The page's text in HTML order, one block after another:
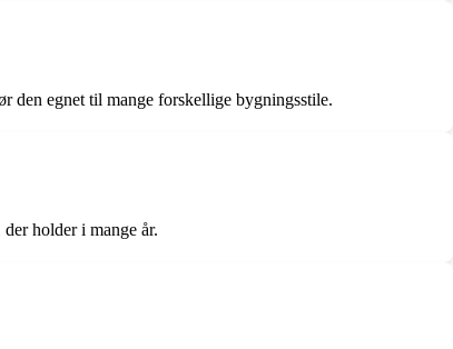
den egnet til mange forskellige bygningsstile.
holder i mange år.